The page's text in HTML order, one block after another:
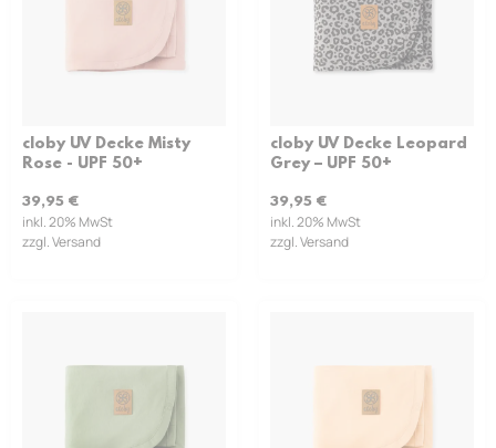
cloby UV Decke Misty
Rose - UPF 50+
39,95 €
inkl. 20% MwSt
zzgl. Versand
cloby UV Decke Leopard
Grey – UPF 50+
39,95 €
inkl. 20% MwSt
zzgl. Versand